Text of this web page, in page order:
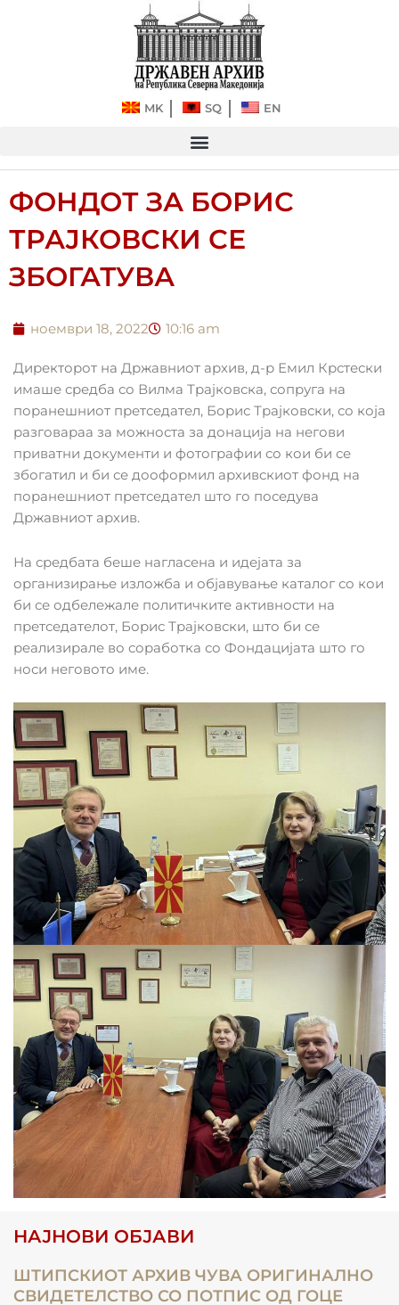
MK SQ EN
ФОНДОТ ЗА БОРИС
ТРАЈКОВСКИ СЕ
ЗБОГАТУВА
ноември 18, 2022 10:16 am
Директорот на Државниот архив, д-р Емил Крстески
имаше средба со Вилма Трајковска, сопруга на
поранешниот претседател, Борис Трајковски, со која
разговараа за можноста за донација на негови
приватни документи и фотографии со кои би се
збогатил и би се дооформил архивскиот фонд на
поранешниот претседател што го поседува
Државниот архив.
На средбата беше нагласена и идејата за
организирање изложба и објавување каталог со кои
би се одбележале политичките активности на
претседателот, Борис Трајковски, што би се
реализирале во соработка со Фондацијата што го
носи неговото име.
НАЈНОВИ ОБЈАВИ
ШТИПСКИОТ АРХИВ ЧУВА ОРИГИНАЛНО
СВИДЕТЕЛСТВО СО ПОТПИС ОД ГОЦЕ